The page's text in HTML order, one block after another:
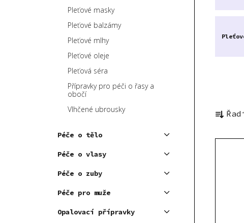
Pleťové masky
Pleťové balzámy
Pleťové mlhy
Pleťové oleje
Pleťová séra
Přípravky pro péči o řasy a
obočí
Vlhčené ubrousky
Péče o tělo
Péče o vlasy
Péče o zuby
Péče pro muže
Opalovací přípravky
a
V